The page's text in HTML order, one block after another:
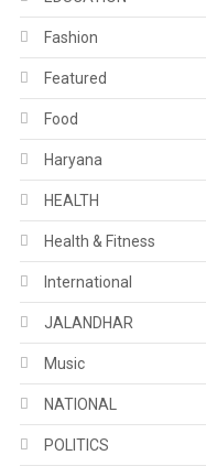
Fashion
Featured
Food
Haryana
HEALTH
Health & Fitness
International
JALANDHAR
Music
NATIONAL
POLITICS